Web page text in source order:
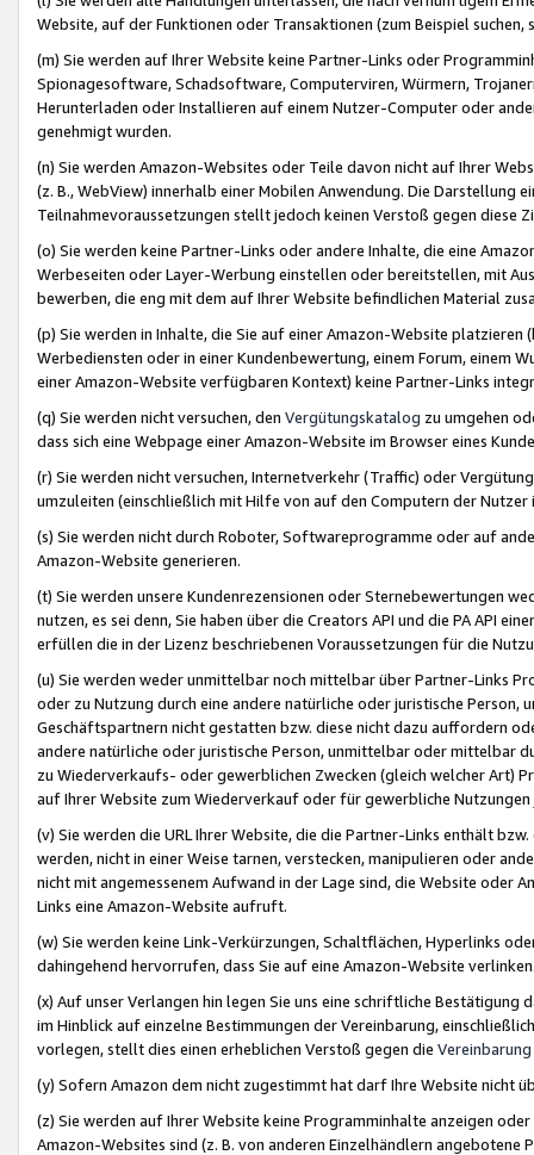
Website, auf der Funktionen oder Transaktionen (zum Beispiel
(m) Sie werden auf Ihrer Website keine Partner-Links oder
Spionagesoftware, Schadsoftware, Computerviren, Würmern,
Herunterladen oder Installieren auf einem Nutzer-Computer oder
genehmigt wurden.
(n) Sie werden Amazon-Websites oder Teile davon nicht auf Ihrer
(z. B., WebView) innerhalb einer Mobilen Anwendung. Die Darstellung
Teilnahmevoraussetzungen stellt jedoch keinen Verstoß gegen diese
(o) Sie werden keine Partner-Links oder andere Inhalte, die eine
Werbeseiten oder Layer-Werbung einstellen oder bereitstellen, mit
bewerben, die eng mit dem auf Ihrer Website befindlichen Material
(p) Sie werden in Inhalte, die Sie auf einer Amazon-Website
Werbediensten oder in einer Kundenbewertung, einem Forum, einem
einer Amazon-Website verfügbaren Kontext) keine Partner-Links
(q) Sie werden nicht versuchen, den Vergütungskatalog zu umgehen
dass sich eine Webpage einer Amazon-Website im Browser eines
(r) Sie werden nicht versuchen, Internetverkehr (Traffic) oder
umzuleiten (einschließlich mit Hilfe von auf den Computern der
(s) Sie werden nicht durch Roboter, Softwareprogramme oder auf
Amazon-Website generieren.
(t) Sie werden unsere Kundenrezensionen oder Sternebewertungen
nutzen, es sei denn, Sie haben über die Creators API und die PA API
erfüllen die in der Lizenz beschriebenen Voraussetzungen für die
(u) Sie werden weder unmittelbar noch mittelbar über Partner-Links
oder zu Nutzung durch eine andere natürliche oder juristische
Geschäftspartnern nicht gestatten bzw. diese nicht dazu auffordern
andere natürliche oder juristische Person, unmittelbar oder mittelbar
zu Wiederverkaufs- oder gewerblichen Zwecken (gleich welcher Art)
auf Ihrer Website zum Wiederverkauf oder für gewerbliche
(v) Sie werden die URL Ihrer Website, die die Partner-Links enthält
werden, nicht in einer Weise tarnen, verstecken, manipulieren oder
nicht mit angemessenem Aufwand in der Lage sind, die Website oder
Links eine Amazon-Website aufruft.
(w) Sie werden keine Link-Verkürzungen, Schaltflächen, Hyperlinks
dahingehend hervorrufen, dass Sie auf eine Amazon-Website
(x) Auf unser Verlangen hin legen Sie uns eine schriftliche
im Hinblick auf einzelne Bestimmungen der Vereinbarung,
vorlegen, stellt dies einen erheblichen Verstoß gegen die Vereinbarung
(y) Sofern Amazon dem nicht zugestimmt hat darf Ihre Website nicht
(z) Sie werden auf Ihrer Website keine Programminhalte anzeigen
Amazon-Websites sind (z. B. von anderen Einzelhändlern